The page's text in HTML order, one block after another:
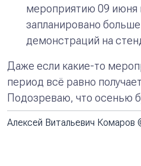
мероприятию 09 июня
запланировано
демонстраций на
Даже если какие-то
период всё равно
Подозреваю, что осенью
Алексей Витальевич Комаров